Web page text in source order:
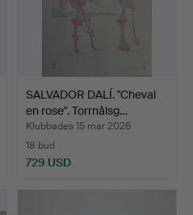
SALVADOR DALÍ. "Cheval
en rose". Torrnålsg…
Klubbades 15 mar 2026
18 bud
729 USD